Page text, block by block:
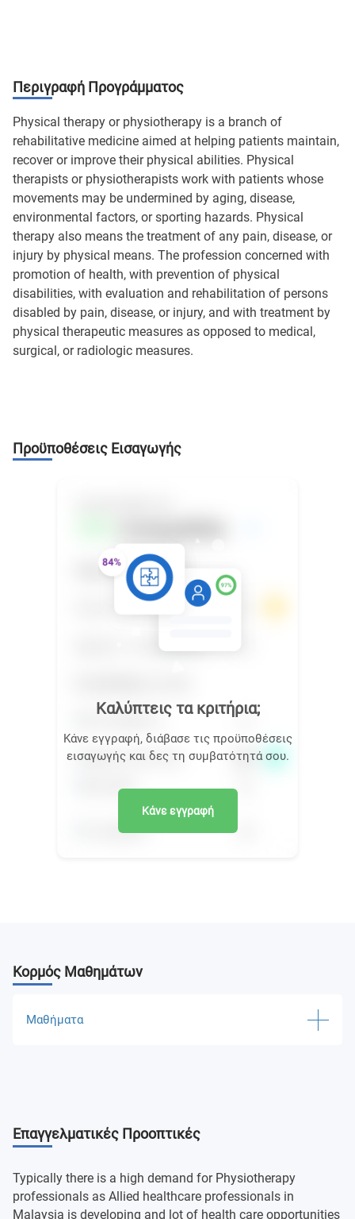
Περιγραφή Προγράμματος
Physical therapy or physiotherapy is a branch of
rehabilitative medicine aimed at helping patients maintain,
recover or improve their physical abilities. Physical
therapists or physiotherapists work with patients whose
movements may be undermined by aging, disease,
environmental factors, or sporting hazards. Physical
therapy also means the treatment of any pain, disease, or
injury by physical means. The profession concerned with
promotion of health, with prevention of physical
disabilities, with evaluation and rehabilitation of persons
disabled by pain, disease, or injury, and with treatment by
physical therapeutic measures as opposed to medical,
surgical, or radiologic measures.
Προϋποθέσεις Εισαγωγής
Καλύπτεις τα κριτήρια;
Κάνε εγγραφή, διάβασε τις προϋποθέσεις
εισαγωγής και δες τη συμβατότητά σου.
Κάνε εγγραφή
Κορμός Μαθημάτων
Μαθήματα
Malay Language Communication 3
Malaysian Studies 3
Human Anatomy I
Επαγγελματικές Προοπτικές
Typically there is a high demand for Physiotherapy
professionals as Allied healthcare professionals in
Malaysia is developing and lot of health care opportunities